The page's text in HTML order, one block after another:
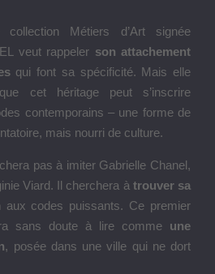
Métiers d’Art signée
veut rappeler son attachement
qui font sa spécificité. Mais elle
cet héritage peut s’inscrire
contemporains – une forme de
mais nourri de culture.
pas à imiter Gabrielle Chanel,
Viard. Il cherchera à trouver sa
aux codes puissants. Ce premier
sans doute à lire comme une
, posée dans une ville qui ne dort